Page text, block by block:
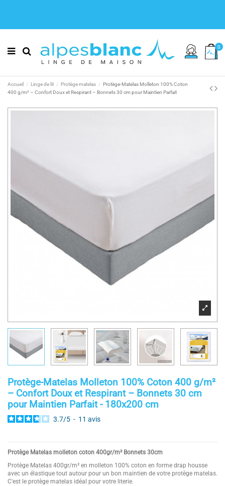
0
Accueil Linge de lit Protège matelas
Protège-Matelas Molleton 100% Coton
400 g/m² – Confort Doux et Respirant – Bonnets 30 cm pour Maintien Parfait
Protège-Matelas Molleton 100% Coton 400 g/m²
– Confort Doux et Respirant – Bonnets 30 cm
pour Maintien Parfait - 180x200 cm
3.7/5 - 11 avis
Protège Matelas molleton coton 400gr/m² Bonnets 30cm
Protège Matelas 400gr/m² en molleton 100% coton en forme drap housse
avec un élastique tout autour pour un bon maintien de votre protège matelas.
C'est le protège matelas idéal pour votre literie.